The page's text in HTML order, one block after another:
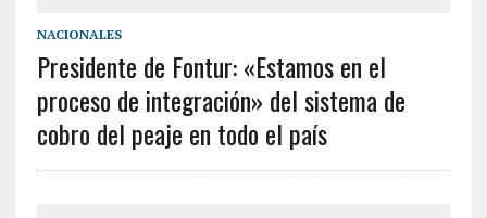
NACIONALES
Presidente de Fontur: «Estamos en el
proceso de integración» del sistema de
cobro del peaje en todo el país